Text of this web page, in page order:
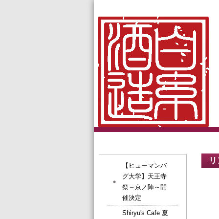
【ヒューマンバ
グ大学】天王寺
祭～京ノ陣～開
催決定
Shiryu's Cafe 夏